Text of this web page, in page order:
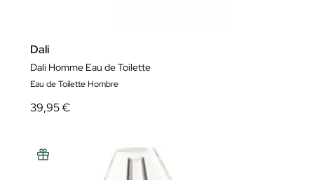
Dali
Dali Homme Eau de Toilette
Eau de Toilette Hombre
39,95 €